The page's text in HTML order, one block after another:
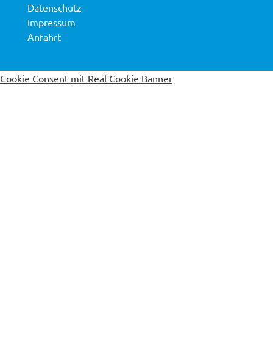
Datenschutz
Impressum
Anfahrt
Cookie Consent mit Real Cookie Banner